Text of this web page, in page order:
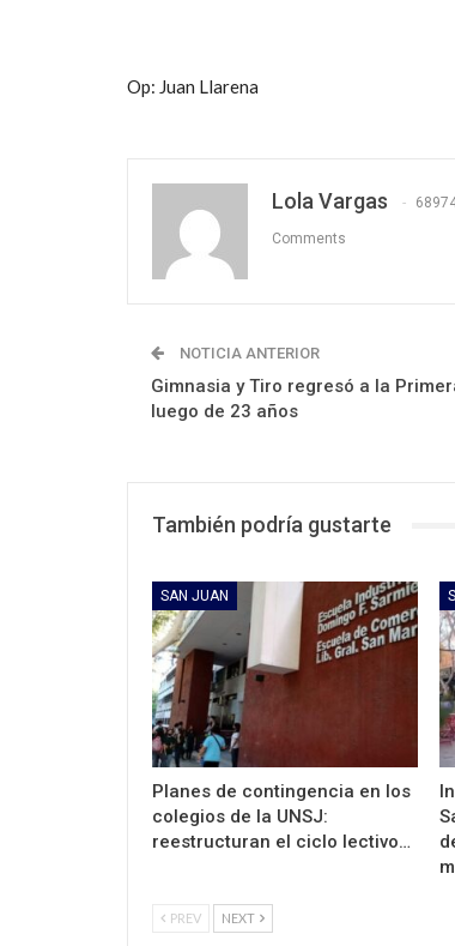
Op: Juan Llarena
Lola Vargas
Comments
NOTICIA ANTERIOR
Gimnasia y Tiro regresó a la
luego de 23 años
También podría gustarte
SAN JUAN
Planes de contingencia en los
colegios de la UNSJ:
reestructuran el ciclo lectivo…
PREV NEXT